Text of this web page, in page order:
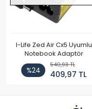
I-Life Zed Air Cx5 Uyumlu
Notebook Adaptör
%24
540,93 TL
409,97 TL